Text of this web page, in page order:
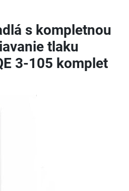
s kompletnou
tlaku
3-105 komplet